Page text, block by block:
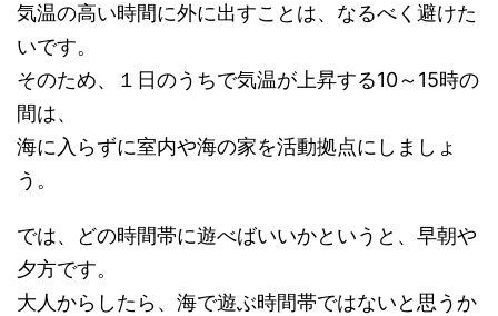
気温の高い時間に外に出すことは、なるべく避けた
いです。
そのため、１日のうちで気温が上昇する10～15時の
間は、
海に入らずに室内や海の家を活動拠点にしましょ
う。
では、どの時間帯に遊べばいいかというと、早朝や
夕方です。
大人からしたら、海で遊ぶ時間帯ではないと思うか